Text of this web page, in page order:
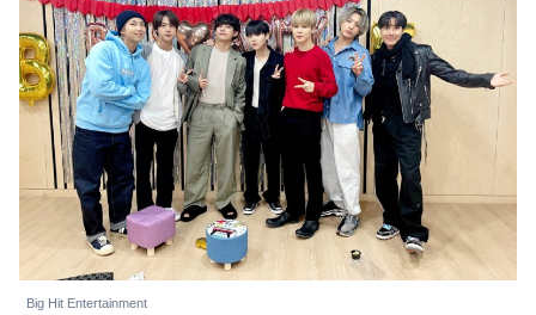
Big Hit Entertainment